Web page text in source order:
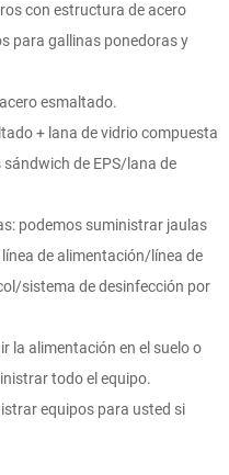
con estructura de acero
para gallinas ponedoras y
esmaltado.
+ lana de vidrio compuesta
de EPS/lana de
podemos suministrar jaulas
de alimentación/línea de
sistema de desinfección por
la alimentación en el suelo o
todo el equipo.
equipos para usted si